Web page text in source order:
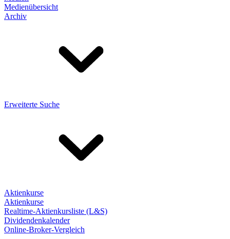
Medienübersicht
Archiv
Erweiterte Suche
Aktienkurse
Aktienkurse
Realtime-Aktienkursliste (L&S)
Dividendenkalender
Online-Broker-Vergleich